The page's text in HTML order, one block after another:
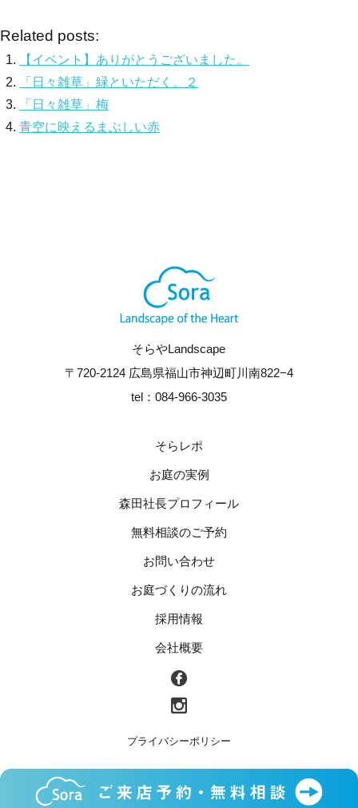
Related posts:
【イベント】ありがとうございました。
「日々雑草」緑といただく。２
「日々雑草」梅
青空に映えるまぶしい赤
そらやLandscape
〒720-2124 広島県福山市神辺町川南822−4
tel：084-966-3035
そらレポ
お庭の実例
森田社長プロフィール
無料相談のご予約
お問い合わせ
お庭づくりの流れ
採用情報
会社概要
プライバシーポリシー
© 2017 Landscape of the Heart Soraya